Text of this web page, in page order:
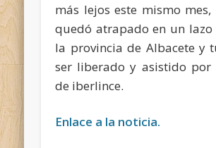
más lejos este mismo mes,
quedó atrapado en un lazo
la provincia de Albacete y
ser liberado y asistido por
de iberlince.
Enlace a la noticia.